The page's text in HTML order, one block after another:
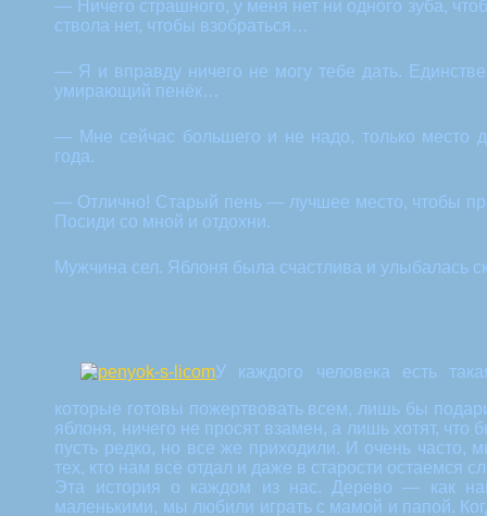
— Ничего страшного, у меня нет ни одного зуба,
ствола нет, чтобы взобраться…
— Я и вправду ничего не могу тебе дать.
умирающий пенёк…
— Мне сейчас большего и не надо, только место
года.
— Отлично! Старый пень — лучшее место, чтобы
Посиди со мной и отдохни.
Мужчина сел. Яблоня была счастлива и улыбалась
У каждого человека есть
которые готовы пожертвовать всем, лишь бы
яблоня, ничего не просят взамен, а лишь хотят, что
пусть редко, но все же приходили. И очень часто,
тех, кто нам всё отдал и даже в старости остаемся
Эта история о каждом из нас. Дерево — как
маленькими, мы любили играть с мамой и папой.